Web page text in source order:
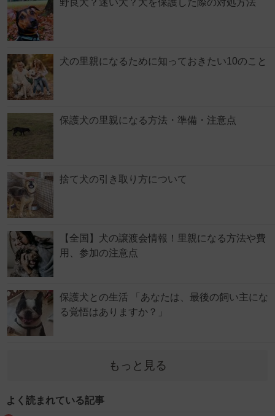
野良犬？迷い犬？犬を保護した際の対処方法
犬の里親になるために知っておきたい10のこと
保護犬の里親になる方法・準備・注意点
捨て犬の引き取り方について
【全国】犬の譲渡会情報！里親になる方法や費
用、参加の注意点
保護犬との生活 「あなたは、最後の飼い主にな
る覚悟はありますか？」
もっと見る
よく読まれている記事